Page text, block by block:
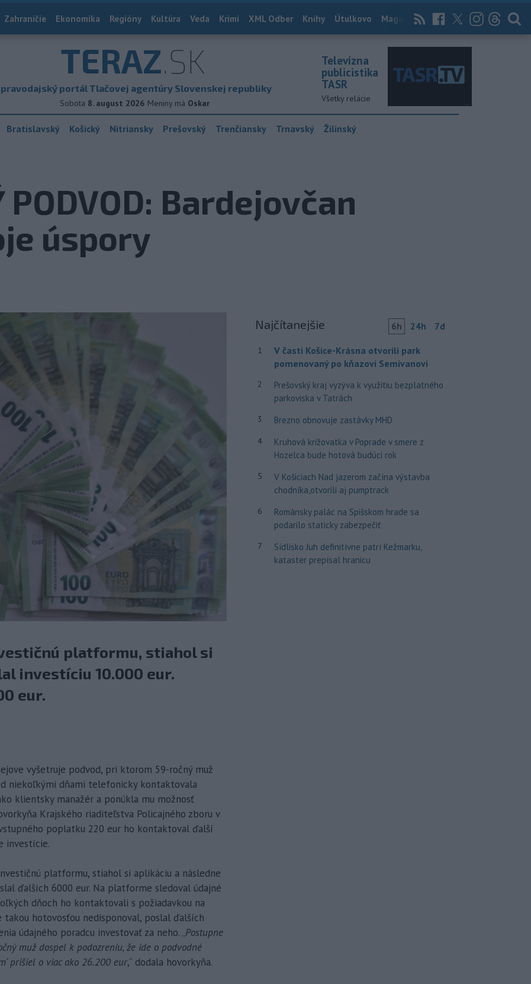
Zahraničie Ekonomika Regióny Kultúra Veda Krimi XML Odber Knihy Útulkovo Magazín News Now Archív
TERAZ.SK
portál Tlačovej agentúry Slovenskej republiky
Sobota 8. august 2026 Meniny má Oskar
Televízna
publicistika
TASR
Všetky relácie
Bratislavský Košický Nitriansky Prešovský Trenčiansky Trnavský Žilinský
PODVOD: Bardejovčan
úspory
platformu, stiahol si
investíciu 10.000 eur.
eur.
vyšetruje podvod, pri ktorom 59-ročný muž
niekoľkými dňami telefonicky kontaktovala
klientsky manažér a ponúkla mu možnosť
Krajského riaditeľstva Policajného zboru v
poplatku 220 eur ho kontaktoval ďalší
investície.
platformu, stiahol si aplikáciu a následne
ďalších 6000 eur. Na platforme sledoval údajné
dňoch ho kontaktovali s požiadavkou na
takou hotovosťou nedisponoval, poslal ďalších
údajného poradcu investovať za neho. „Postupne
muž dospel k podozreniu, že ide o podvodné
prišiel o viac ako 26.200 eur,“ dodala hovorkyňa.
Najčítanejšie 6h 24h 7d
1
V časti Košice-Krásna otvorili park
pomenovaný po kňazovi Semivanovi
2
Prešovský kraj vyzýva k využitiu bezplatného
parkoviska v Tatrách
3 Brezno obnovuje zastávky MHD
4
Kruhová križovatka v Poprade v smere z
Hozelca bude hotová budúci rok
5
V Košiciach Nad jazerom začína výstavba
chodníka,otvorili aj pumptrack
6
Románsky palác na Spišskom hrade sa
podarilo staticky zabezpečiť
7
Sídlisko Juh definitívne patrí Kežmarku,
kataster prepísal hranicu